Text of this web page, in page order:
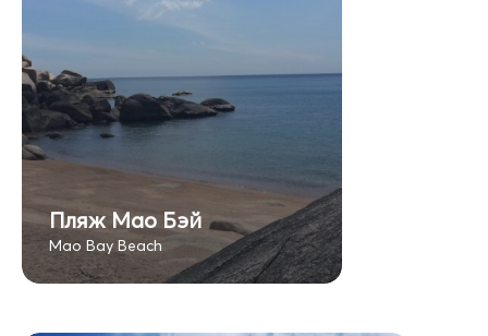
Пляж Мао Бэй
Mao Bay Beach